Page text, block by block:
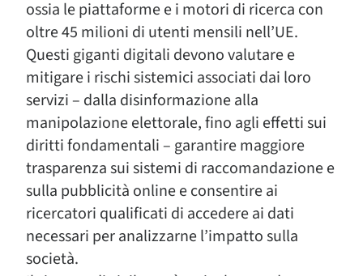
ossia le piattaforme e i motori di ricerca con
oltre 45 milioni di utenti mensili nell’UE.
Questi giganti digitali devono valutare e
mitigare i rischi sistemici associati dai loro
servizi – dalla disinformazione alla
manipolazione elettorale, fino agli effetti sui
diritti fondamentali – garantire maggiore
trasparenza sui sistemi di raccomandazione e
sulla pubblicità online e consentire ai
ricercatori qualificati di accedere ai dati
necessari per analizzarne l’impatto sulla
società.